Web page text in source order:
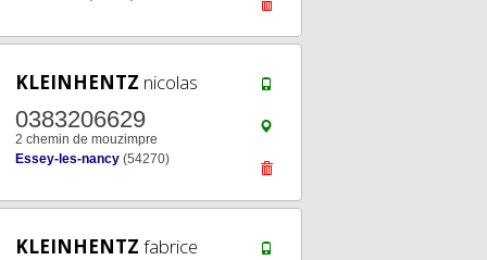
KLEINHENTZ nicolas
0383206629
2 chemin de mouzimpre
Essey-les-nancy (54270)
KLEINHENTZ fabrice